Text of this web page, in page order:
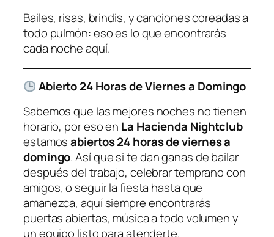
Bailes, risas, brindis, y canciones coreadas a
todo pulmón: eso es lo que encontrarás
cada noche aquí.
Abierto 24 Horas de Viernes a Domingo
Sabemos que las mejores noches no tienen
horario, por eso en La Hacienda Nightclub
estamosabiertos 24 horas de viernes a
domingo. Así que si te dan ganas de bailar
después del trabajo, celebrar temprano con
amigos, o seguir la fiesta hasta que
amanezca, aquí siempre encontrarás
puertas abiertas, música a todo volumen y
un equipo listo para atenderte.